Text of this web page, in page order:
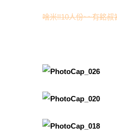
啥米!!10人份~~有銘叔